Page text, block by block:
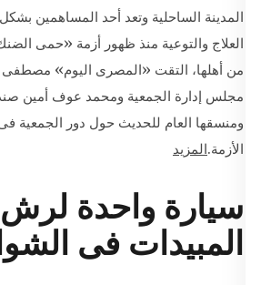
المدينة الساحلية وتعد أحد المساهمين
العلاج والتوعية منذ ظهور أزمة «حمى
من أهلها، التقت «المصرى اليوم»
مجلس إدارة الجمعية ومحمد عوف أمين
ومنسقها العام للحديث حول دور الجمعية
الأزمة.المزيد
سيارة واحدة لرش
المبيدات فى